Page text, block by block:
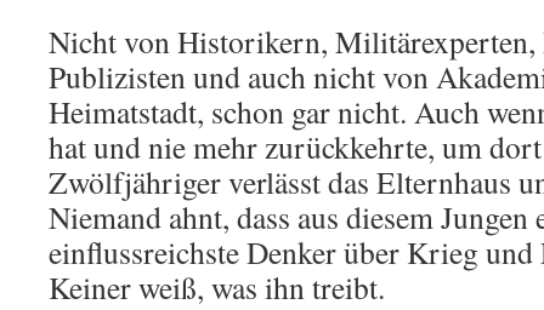
Nicht von Historikern, Militärexperten,
Publizisten und auch nicht von
Heimatstadt, schon gar nicht. Auch
hat und nie mehr zurückkehrte, um
Zwölfjähriger verlässt das Elternhaus
Niemand ahnt, dass aus diesem
einflussreichste Denker über Krieg
Keiner weiß, was ihn treibt.